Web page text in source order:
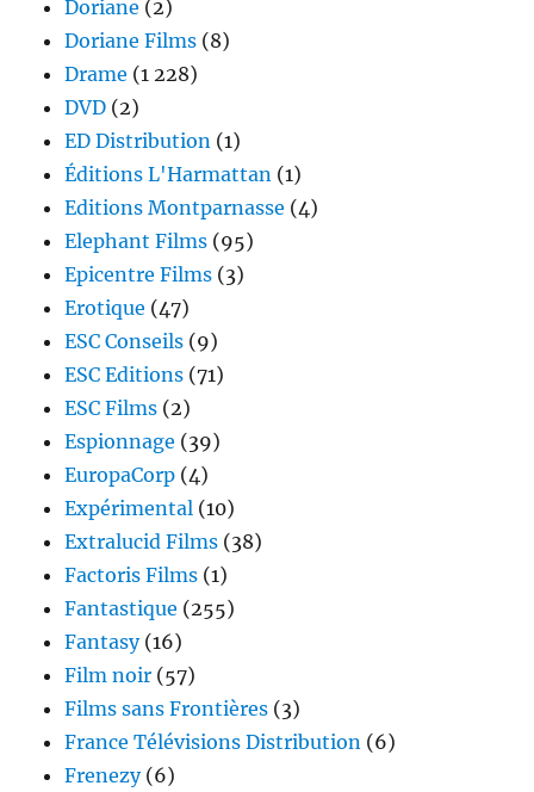
Doriane (2)
Doriane Films (8)
Drame (1 228)
DVD (2)
ED Distribution (1)
Éditions L'Harmattan (1)
Editions Montparnasse (4)
Elephant Films (95)
Epicentre Films (3)
Erotique (47)
ESC Conseils (9)
ESC Editions (71)
ESC Films (2)
Espionnage (39)
EuropaCorp (4)
Expérimental (10)
Extralucid Films (38)
Factoris Films (1)
Fantastique (255)
Fantasy(16)
Film noir (57)
Films sans Frontières (3)
France Télévisions Distribution (6)
Frenezy(6)